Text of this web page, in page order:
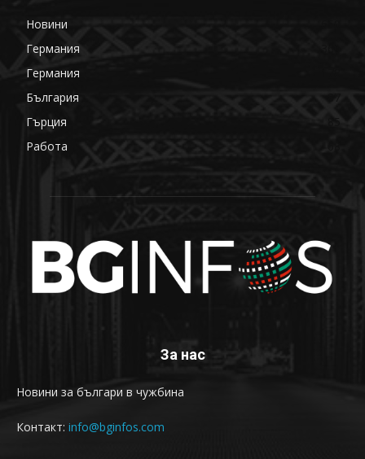
Новини
Германия
Германия
България
Гърция
Работа
За нас
Новини за българи в чужбина
Контакт: info@bginfos.com